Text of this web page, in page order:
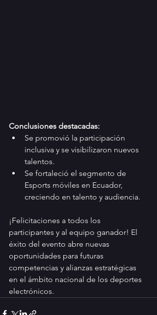
Conclusiones destacadas:
Se promovió la participación
inclusiva y se visibilizaron nuevos
talentos.
Se fortaleció el segmento de
Esports móviles en Ecuador,
creciendo en talento y audiencia.​
¡Felicitaciones a todos los
participantes y al equipo ganador! El
éxito del evento abre nuevas
oportunidades para futuras
competencias y alianzas estratégicas
en el ámbito nacional de los deportes
electrónicos.